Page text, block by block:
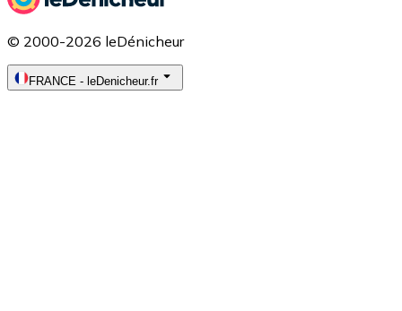
© 2000-2026 leDénicheur
FRANCE - leDenicheur.fr